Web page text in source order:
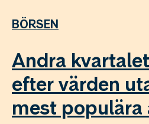
BÖRSEN
Andra
efter värden
mest populära